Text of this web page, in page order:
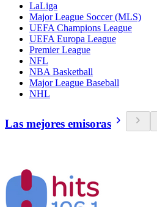
LaLiga
Major League Soccer (MLS)
UEFA Champions League
UEFA Europa League
Premier League
NFL
NBA Basketball
Major League Baseball
NHL
Las mejores emisoras